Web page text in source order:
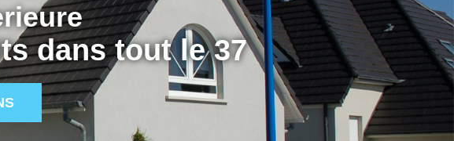
dans tout le 37